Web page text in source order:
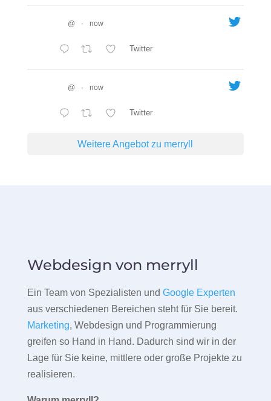
@ · now
Twitter
@ · now
Twitter
Weitere Angebot zu merryll
Webdesign von merryll
Ein Team von Spezialisten und Google Experten
aus verschiedenen Bereichen steht für Sie bereit.
Marketing, Webdesign und Programmierung
greifen so Hand in Hand. Dadurch sind wir in der
Lage für Sie keine, mittlere oder große Projekte zu
realisieren.